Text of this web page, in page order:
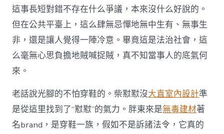
這事長短對錯不存在什么爭議，本來沒什么好說的。
但在公共平臺上，這么肆無忌憚地無中生有、無事生
非，還是讓人覺得一陣冷意。畢竟這是法治社會，這
么毫無心思負擔地賊喊捉賊，真不知當事人的底氣何
來。
老話說光腳的不怕穿鞋的。柴懟懟沒大直室內設計準
是從這里找到了“懟懟”的氣力。胖東來是無毒建材著
名brand，是穿鞋一族，假如不是訴諸法令，它真的